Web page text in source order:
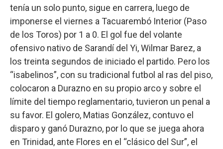
tenía un solo punto, sigue en carrera, luego de
imponerse el viernes a Tacuarembó Interior (Paso
de los Toros) por 1 a 0. El gol fue del volante
ofensivo nativo de Sarandí del Yi, Wilmar Barez, a
los treinta segundos de iniciado el partido. Pero los
“isabelinos”, con su tradicional futbol al ras del piso,
colocaron a Durazno en su propio arco y sobre el
límite del tiempo reglamentario, tuvieron un penal a
su favor. El golero, Matias González, contuvo el
disparo y ganó Durazno, por lo que se juega ahora
en Trinidad, ante Flores en el “clásico del Sur”, el